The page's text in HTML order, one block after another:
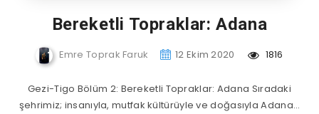
Bereketli Topraklar: Adana
Emre Toprak Faruk 12 Ekim 2020 1816
Gezi-Tigo Bölüm 2: Bereketli Topraklar: Adana Sıradaki
şehrimiz; insanıyla, mutfak kültürüyle ve doğasıyla Adana…